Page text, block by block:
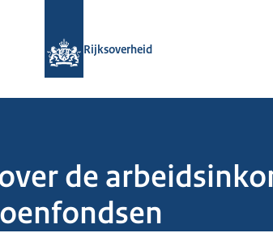
Rijksoverheid
de